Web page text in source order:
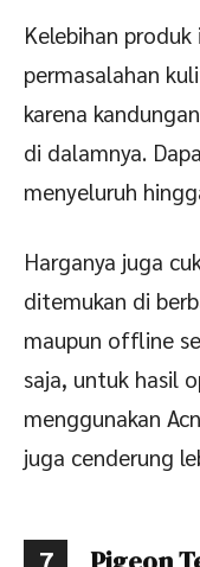
Kelebihan
permasalahan
karena
di dalamnya.
menyeluruh
Harganya juga
ditemukan di
maupun offline
saja, untuk hasil
menggunakan
juga cenderung